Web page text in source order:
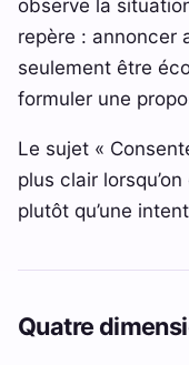
observe la
repère : annoncer
seulement être
formuler une
Le sujet «
plus clair
plutôt qu’une
Quatre